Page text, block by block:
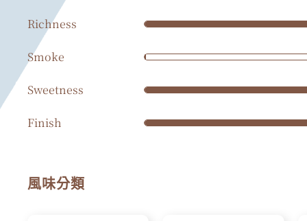
Richness
Smoke
Sweetness
Finish
風味分類